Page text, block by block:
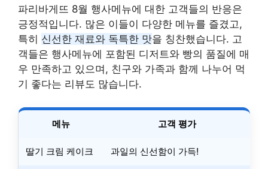
파리바게뜨 8월 행사메뉴에 대한 고객들의 반응은
긍정적입니다. 많은 이들이 다양한 메뉴를 즐겼고,
특히 신선한 재료와 독특한 맛을 칭찬했습니다. 고
객들은 행사메뉴에 포함된 디저트와 빵의 품질에 매
우 만족하고 있으며, 친구와 가족과 함께 나누어 먹
기 좋다는 리뷰도 많습니다.
메뉴 고객 평가
딸기 크림 케이크 과일의 신선함이 가득!